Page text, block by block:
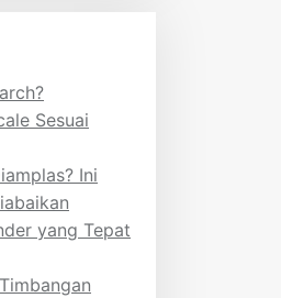
Sesuai
Ini
yang Tepat